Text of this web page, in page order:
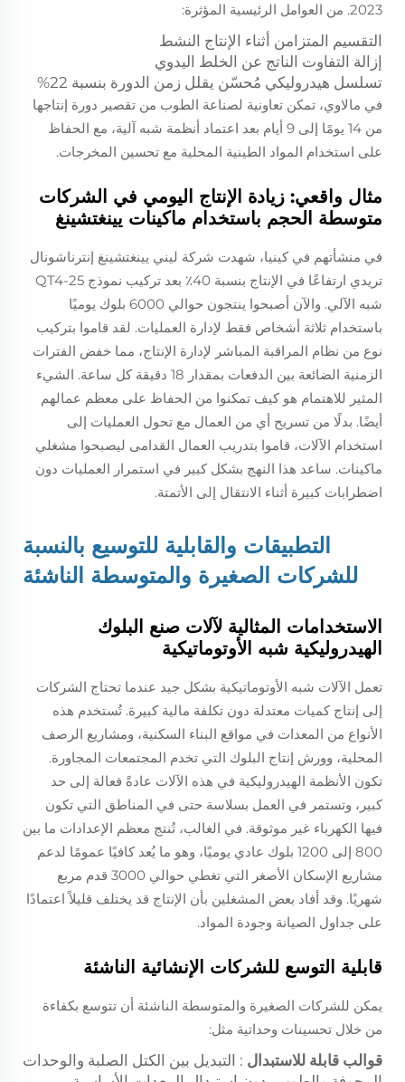
2023. من العوامل الرئيسية المؤثرة:
التقسيم المتزامن أثناء الإنتاج النشط
إزالة التفاوت الناتج عن الخلط اليدوي
تسلسل هيدروليكي مُحسّن يقلل زمن الدورة بنسبة 22%
في مالاوي، تمكن تعاونية لصناعة الطوب من تقصير دورة إنتاجها
من 14 يومًا إلى 9 أيام بعد اعتماد أنظمة شبه آلية، مع الحفاظ
على استخدام المواد الطينية المحلية مع تحسين المخرجات.
مثال واقعي: زيادة الإنتاج اليومي في الشركات
متوسطة الحجم باستخدام ماكينات يينغتشينغ
في منشأتهم في كينيا، شهدت شركة ليني يينغتشينغ إنترناشونال
تريدي ارتفاعًا في الإنتاج بنسبة 40٪ بعد تركيب نموذج QT4-25
شبه الآلي. والآن أصبحوا ينتجون حوالي 6000 بلوك يوميًا
باستخدام ثلاثة أشخاص فقط لإدارة العمليات. لقد قاموا بتركيب
نوع من نظام المراقبة المباشر لإدارة الإنتاج، مما خفض الفترات
الزمنية الضائعة بين الدفعات بمقدار 18 دقيقة كل ساعة. الشيء
المثير للاهتمام هو كيف تمكنوا من الحفاظ على معظم عمالهم
أيضًا. بدلًا من تسريح أي من العمال مع تحول العمليات إلى
استخدام الآلات، قاموا بتدريب العمال القدامى ليصبحوا مشغلي
ماكينات. ساعد هذا النهج بشكل كبير في استمرار العمليات دون
اضطرابات كبيرة أثناء الانتقال إلى الأتمتة.
التطبيقات والقابلية للتوسيع بالنسبة
للشركات الصغيرة والمتوسطة الناشئة
الاستخدامات المثالية لآلات صنع البلوك
الهيدروليكية شبه الأوتوماتيكية
تعمل الآلات شبه الأوتوماتيكية بشكل جيد عندما تحتاج الشركات
إلى إنتاج كميات معتدلة دون تكلفة مالية كبيرة. تُستخدم هذه
الأنواع من المعدات في مواقع البناء السكنية، ومشاريع الرصف
المحلية، وورش إنتاج البلوك التي تخدم المجتمعات المجاورة.
تكون الأنظمة الهيدروليكية في هذه الآلات عادةً فعالة إلى حد
كبير، وتستمر في العمل بسلاسة حتى في المناطق التي تكون
فيها الكهرباء غير موثوقة. في الغالب، تُنتج معظم الإعدادات ما بين
800 إلى 1200 بلوك عادي يوميًا، وهو ما يُعد كافيًا عمومًا لدعم
مشاريع الإسكان الأصغر التي تغطي حوالي 3000 قدم مربع
شهريًا. وقد أفاد بعض المشغلين بأن الإنتاج قد يختلف قليلاً اعتمادًا
على جداول الصيانة وجودة المواد.
قابلية التوسع للشركات الإنشائية الناشئة
يمكن للشركات الصغيرة والمتوسطة الناشئة أن تتوسع بكفاءة
من خلال تحسينات وحداتية مثل:
قوالب قابلة للاستبدال : التبديل بين الكتل الصلبة والوحدات